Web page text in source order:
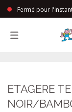
Fermé pour
ETAGERE
NOIR/